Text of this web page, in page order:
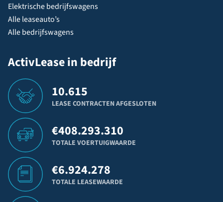
Elektrische bedrijfswagens
Alle leaseauto’s
Alle bedrijfswagens
ActivLease in bedrijf
10.615
LEASE CONTRACTEN AFGESLOTEN
€408.293.310
TOTALE VOERTUIGWAARDE
€6.924.278
TOTALE LEASEWAARDE